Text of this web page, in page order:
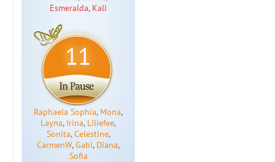
Esmeralda, Kali
11
Raphaela Sophia, Mona,
Layna, Irina, Liliefee,
Sonita,Celestine,
CarmenW,Gabi, Diana,
Sofia